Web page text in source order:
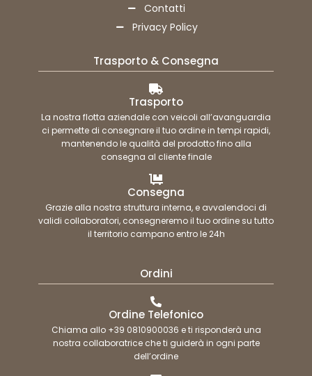
Contatti
Privacy Policy
Trasporto & Consegna
Trasporto
La nostra flotta aziendale con veicoli all’avanguardia
ci permette di consegnare il tuo ordine in tempi rapidi,
mantenendo le qualità del prodotto fino alla
consegna al cliente finale
Consegna
Grazie alla nostra struttura interna, e avvalendoci di
validi collaboratori, consegneremo il tuo ordine su tutto
il territorio campano entro le 24h
Ordini
Ordine Telefonico
Chiama allo +39 0810900036 e ti risponderà una
nostra collaboratrice che ti guiderà in ogni parte
dell’ordine